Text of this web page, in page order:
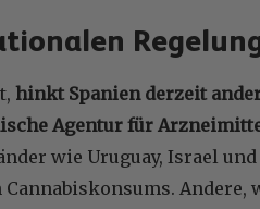
hinkt Spanien derzeit
Agentur für
wie Uruguay, Israel und
Andere,